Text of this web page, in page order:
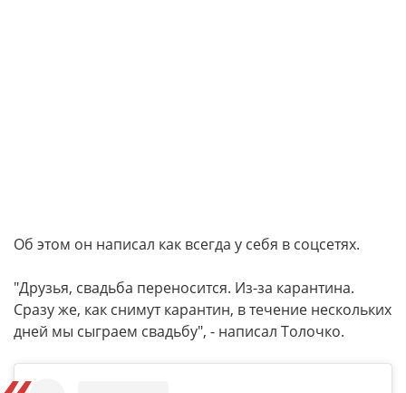
Об этом он написал как всегда у себя в соцсетях.
"Друзья, свадьба переносится. Из-за карантина.
Сразу же, как снимут карантин, в течение нескольких
дней мы сыграем свадьбу", - написал Толочко.